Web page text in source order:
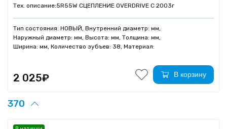
Тех. описание:5R55W СЦЕПЛЕНИЕ OVERDRIVE C 2003г
Тип состояния: НОВЫЙ, Внутренний диаметр: мм,
Наружный диаметр: мм, Высота: мм, Толщина: мм,
Ширина: мм, Количество зубъев: 38, Материал:
2 025₽ В корзину
370